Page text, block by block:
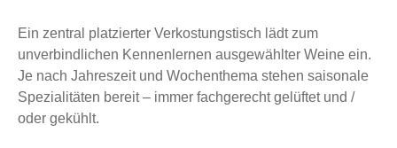
Ein zentral platzierter Verkostungstisch lädt zum
unverbindlichen Kennenlernen ausgewählter Weine ein.
Je nach Jahreszeit und Wochenthema stehen saisonale
Spezialitäten bereit – immer fachgerecht gelüftet und /
oder gekühlt.